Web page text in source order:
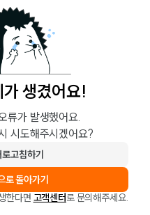
생겼어요!
류가 발생했어요.
시도해주시겠어요?
로고침하기
로 돌아가기
한다면 고객센터로 문의해주세요.